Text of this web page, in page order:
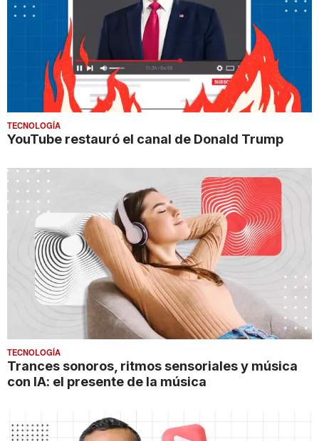
TECNOLOGÍA
YouTube restauró el canal de Donald Trump
TECNOLOGÍA
Trances sonoros, ritmos sensoriales y música
con IA: el presente de la música